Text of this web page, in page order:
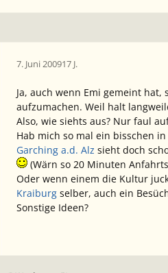
7. Juni 200917 J.
Ja, auch wenn Emi gemeint
aufzumachen. Weil halt
Also, wie siehts aus? Nur faul
Hab mich so mal ein bisschen
Garching a.d. Alz sieht doch
(Wärn so 20 Minuten
Oder wenn einem die Kultur
Kraiburg selber, auch ein
Sonstige Ideen?